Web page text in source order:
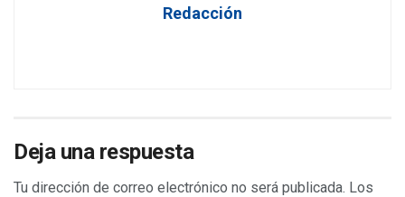
Redacción
Deja una respuesta
Tu dirección de correo electrónico no será publicada. Los